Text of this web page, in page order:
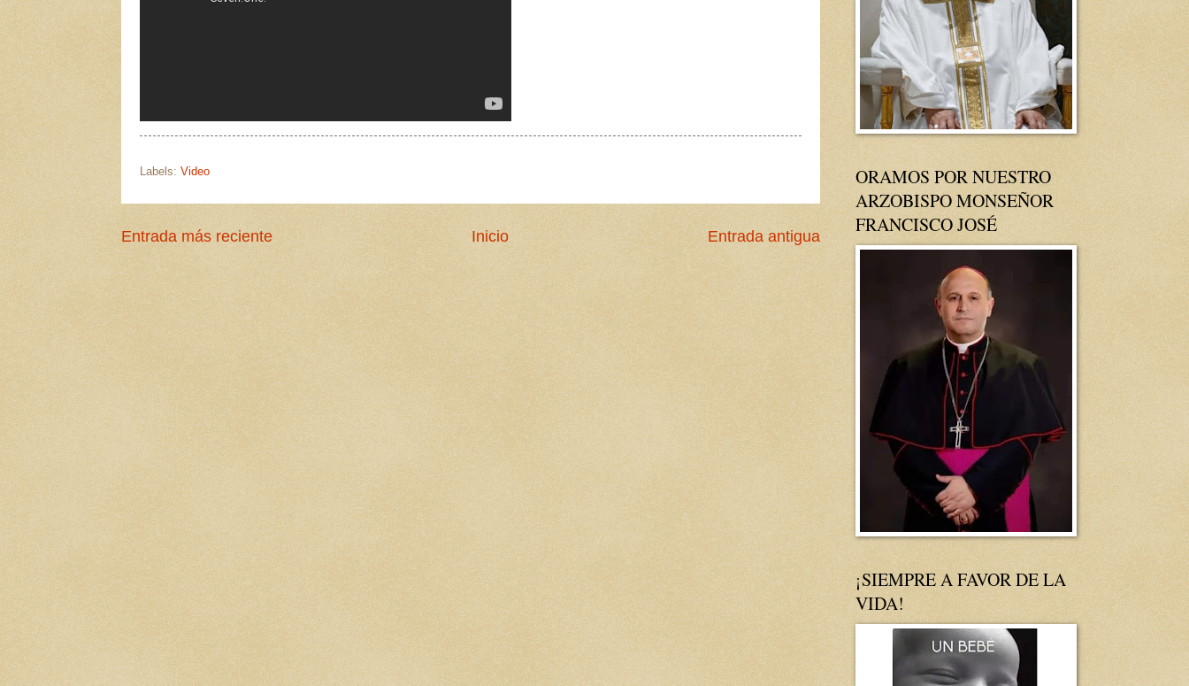
Labels: Video
Entrada más reciente Entrada antigua
Inicio
ORAMOS POR NUESTRO
ARZOBISPO MONSEÑOR
FRANCISCO JOSÉ
¡SIEMPRE A FAVOR DE LA
VIDA!